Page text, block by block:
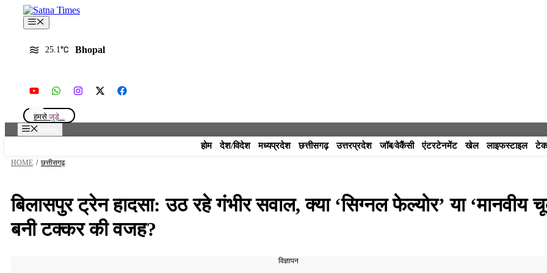
content
Menu
25.1 Bhopal
हमसे जुड़े...
होम देश/विदेश मध्यप्रदेश छत्तीसगढ़ उत्तरप्रदेश जॉब/वेकैंसी एंटरटेनमेंट खेल लाइफस्टाइल
HOME / छत्तीसगढ़
बिलासपुर ट्रेन हादसा: उठ रहे गंभीर सवाल, क्या ‘सिग्नल फेल्योर’ या ‘मानवीय
बनी टक्कर की वजह?
विज्ञापन